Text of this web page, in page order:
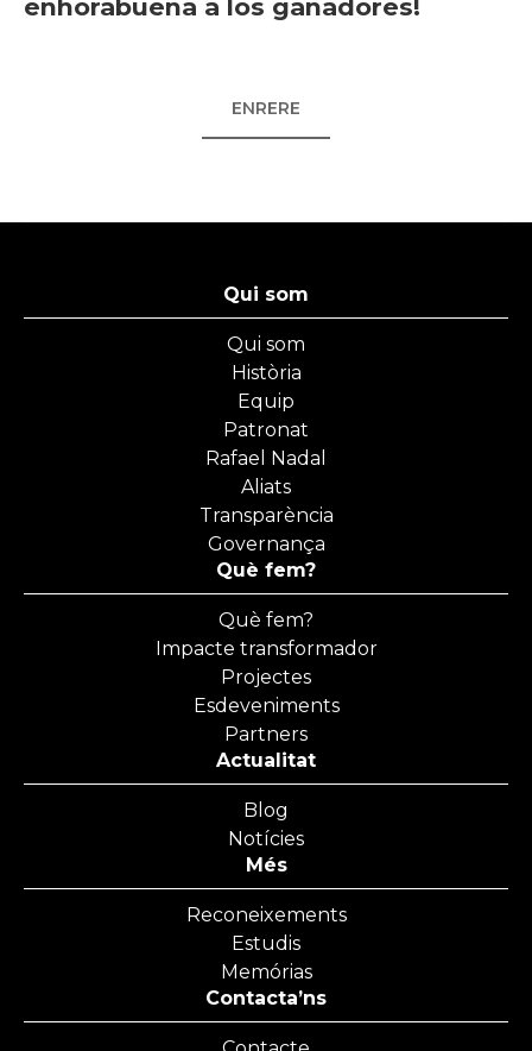
enhorabuena a los ganadores!
ENRERE
Qui som
Qui som
Història
Equip
Patronat
Rafael Nadal
Aliats
Transparència
Governança
Què fem?
Què fem?
Impacte transformador
Projectes
Esdeveniments
Partners
Actualitat
Blog
Notícies
Més
Reconeixements
Estudis
Memórias
Contacta’ns